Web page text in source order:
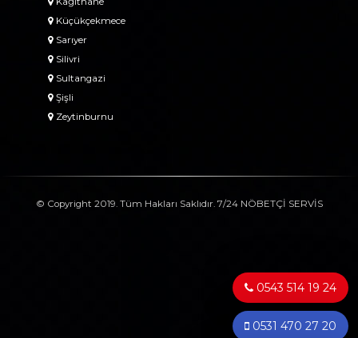
Küçükçekmece
Sarıyer
Silivri
Sultangazi
Şişli
Zeytinburnu
© Copyright 2019. Tüm Hakları Saklıdır. 7/24 NÖBETÇİ SERVİS
0543 514 19 24
0531 470 27 20